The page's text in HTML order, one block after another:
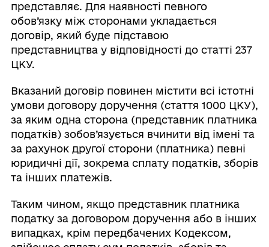
представляє. Для наявності певного
обов’язку між сторонами укладається
договір, який буде підставою
представництва у відповідності до статті 237
ЦКУ.
Вказаний договір повинен містити всі істотні
умови договору доручення (стаття 1000 ЦКУ),
за яким одна сторона (представник платника
податків) зобов’язується вчинити від імені та
за рахунок другої сторони (платника) певні
юридичні дії, зокрема сплату податків, зборів
та інших платежів.
Таким чином, якщо представник платника
податку за договором доручення або в інших
випадках, крім передбачених Кодексом,